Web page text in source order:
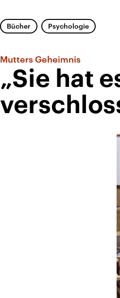
Bücher Psychologie
Mutters Geheimnis
„Sie hat